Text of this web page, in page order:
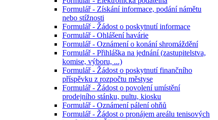
Formulář - Získání informace, podání námětu
nebo stížnosti
Formulář - Žádost o poskytnutí informace
Formulář - Ohlášení havárie
Formulář - Oznámení o konání shromáždění
Formulář - Přihláška na jednání (zastupitelstva,
komise, výboru, ...)
Formulář - Žádost o poskytnutí finančního
příspěvku z rozpočtu městyse
Formulář - Žádost o povolení umístění
prodejního stánku, pultu, kiosku
Formulář - Oznámení pálení ohňů
Formulář - Žádost o pronájem areálu tenisových